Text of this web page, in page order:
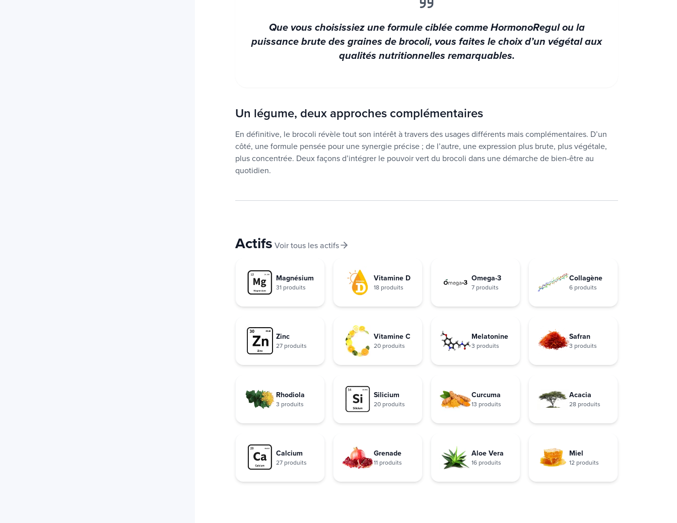
Que vous choisissiez une formule ciblée comme HormonoRegul ou la
puissance brute des graines de brocoli, vous faites le choix d’un végétal aux
qualités nutritionnelles remarquables.
Un légume, deux approches complémentaires
En définitive, le brocoli révèle tout son intérêt à travers des usages différents mais complémentaires. D’un
côté, une formule pensée pour une synergie précise ; de l’autre, une expression plus brute, plus végétale,
plus concentrée. Deux façons d’intégrer le pouvoir vert du brocoli dans une démarche de bien-être au
quotidien.
Actifs Voir tous les actifs
Magnésium
31 produits
Vitamine D
18 produits
Omega-3
7 produits
Collagène
6 produits
Zinc
27 produits
Vitamine C
20 produits
Melatonine
3 produits
Safran
3 produits
Rhodiola
3 produits
Silicium
20 produits
Curcuma
13 produits
Acacia
28 produits
Calcium
27 produits
Grenade
11 produits
Aloe Vera
16 produits
Miel
12 produits